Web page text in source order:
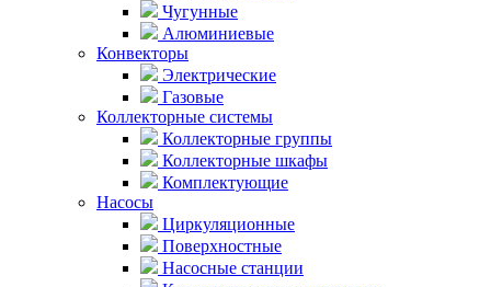
Чугунные
Алюминиевые
Конвекторы
Электрические
Газовые
Коллекторные системы
Коллекторные группы
Коллекторные шкафы
Комплектующие
Насосы
Циркуляционные
Поверхностные
Насосные станции